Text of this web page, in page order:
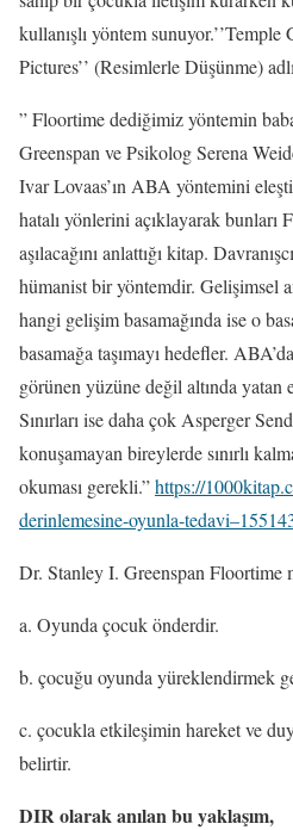
kullanışlı yöntem
Pictures’’ (Resimlerle Düşünme)
” Floortime dediğimiz yöntemin
Greenspan ve Psikolog Serena
Ivar Lovaas’ın ABA yöntemini
hatalı yönlerini açıklayarak bunları
aşılacağını anlattığı kitap.
hümanist bir yöntemdir. Gelişimsel
hangi gelişim basamağında ise o
basamağa taşımayı hedefler.
görünen yüzüne değil altında yatan
Sınırları ise daha çok Asperger
konuşamayan bireylerde sınırlı
okuması gerekli.”https://
derinlemesine-oyunla-
Dr. Stanley I. Greenspan Floortime
a. Oyunda çocuk önderdir.
b. çocuğu oyunda yüreklendirmek
c. çocukla etkileşimin hareket ve
belirtir.
DIR olarak anılan bu yaklaşım,